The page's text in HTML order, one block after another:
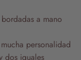
a mano
personalidad
dos iguales